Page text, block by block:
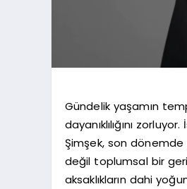
Gündelik yaşamın
dayanıklılığını
Şimşek, son
değil toplumsal bir
aksaklıkların dahi